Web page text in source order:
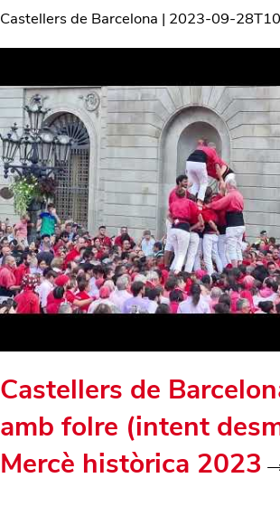
Castellers de Barcelona | 2023-09-
Castellers de
amb folre (intent
Mercè històrica 2023